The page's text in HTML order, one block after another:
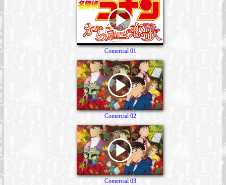
Comercial 01
Comercial 02
Comercial 03